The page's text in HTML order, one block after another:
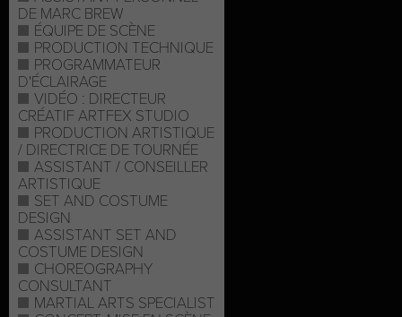
DE MARC BREW
ÉQUIPE DE SCÈNE
PRODUCTION TECHNIQUE
PROGRAMMATEUR
D'ÉCLAIRAGE
VIDÉO : DIRECTEUR
CRÉATIF ARTFEX STUDIO
PRODUCTION ARTISTIQUE
/ DIRECTRICE DE TOURNÉE
ASSISTANT / CONSEILLER
ARTISTIQUE
SET AND COSTUME
DESIGN
ASSISTANT SET AND
COSTUME DESIGN
CHOREOGRAPHY
CONSULTANT
MARTIAL ARTS SPECIALIST